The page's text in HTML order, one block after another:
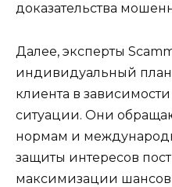
доказательства
Далее, эксперты
индивидуальный
клиента в
ситуации. Они
нормам и
защиты интересов
максимизации